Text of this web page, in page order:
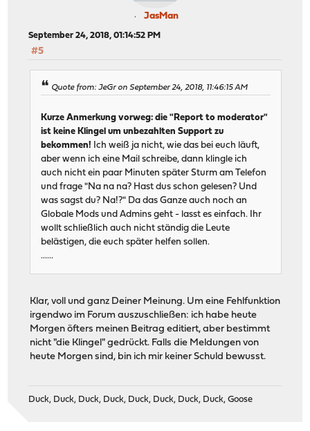
JasMan
September 24, 2018, 01:14:52 PM
#5
Quote from: JeGr on September 24, 2018, 11:46:15 AM
Kurze Anmerkung vorweg: die "Report to moderator"
ist keine Klingel um unbezahlten Support zu
bekommen! Ich weiß ja nicht, wie das bei euch läuft,
aber wenn ich eine Mail schreibe, dann klingle ich
auch nicht ein paar Minuten später Sturm am Telefon
und frage "Na na na? Hast dus schon gelesen? Und
was sagst du? Na!?" Da das Ganze auch noch an
Globale Mods und Admins geht - lasst es einfach. Ihr
wollt schließlich auch nicht ständig die Leute
belästigen, die euch später helfen sollen.
......
Klar, voll und ganz Deiner Meinung. Um eine Fehlfunktion
irgendwo im Forum auszuschließen: ich habe heute
Morgen öfters meinen Beitrag editiert, aber bestimmt
nicht "die Klingel" gedrückt. Falls die Meldungen von
heute Morgen sind, bin ich mir keiner Schuld bewusst.
Duck, Duck, Duck, Duck, Duck, Duck, Duck, Duck, Goose